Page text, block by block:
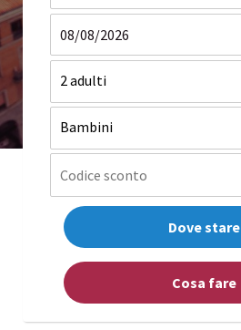
2 adulti
Bambini
Dove stare
Cosa fare